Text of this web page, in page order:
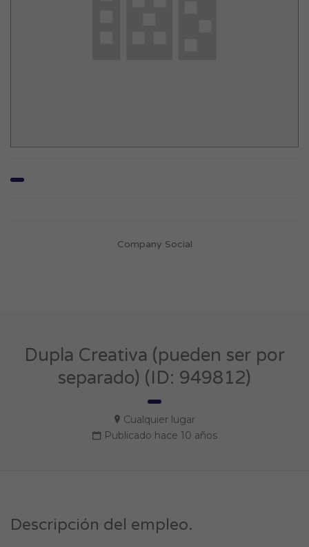
Company Social
Dupla Creativa (pueden ser por
separado) (ID: 949812)
Cualquier lugar
Publicado hace 10 años
Descripción del empleo.